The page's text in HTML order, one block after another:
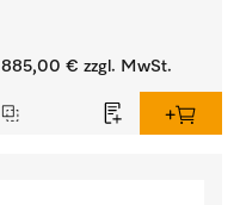
Trockner.
885,00 € zzgl. MwSt.